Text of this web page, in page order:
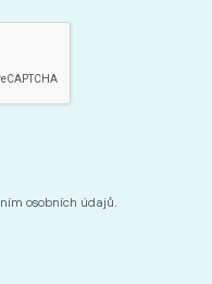
osobních údajů.